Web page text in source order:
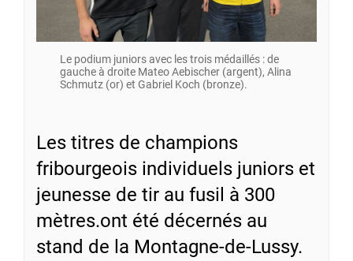
Le podium juniors avec les trois médaillés : de
gauche à droite Mateo Aebischer (argent), Alina
Schmutz (or) et Gabriel Koch (bronze).
Les titres de champions
fribourgeois individuels juniors et
jeunesse de tir au fusil à 300
mètres.ont été décernés au
stand de la Montagne-de-Lussy.